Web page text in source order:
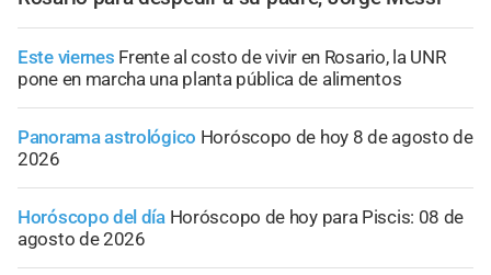
Este viernes Frente al costo de vivir en Rosario, la UNR
pone en marcha una planta pública de alimentos
Panorama astrológico Horóscopo de hoy 8 de agosto de
2026
Horóscopo del día Horóscopo de hoy para Piscis: 08 de
agosto de 2026